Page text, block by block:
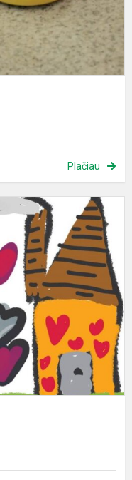
Plačiau